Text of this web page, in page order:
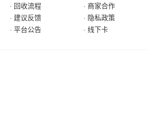
· 回收流程
· 商家合作
· 建议反馈
· 隐私政策
· 平台公告
· 线下卡